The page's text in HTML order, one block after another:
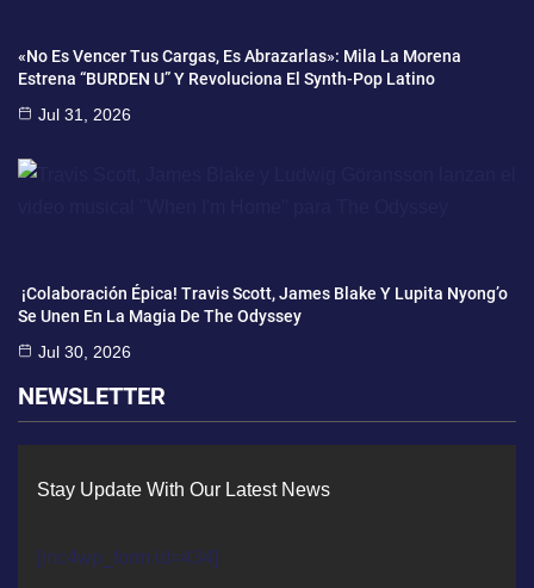
«No Es Vencer Tus Cargas, Es Abrazarlas»: Mila La Morena
Estrena “BURDEN U” Y Revoluciona El Synth-Pop Latino
Jul 31, 2026
¡Colaboración Épica! Travis Scott, James Blake Y Lupita Nyong’o
Se Unen En La Magia De The Odyssey
Jul 30, 2026
NEWSLETTER
Stay Update With Our Latest News
[mc4wp_form id=434]